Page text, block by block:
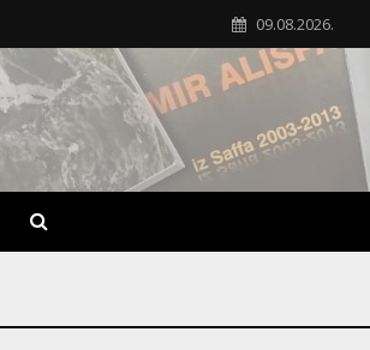
09.08.2026.